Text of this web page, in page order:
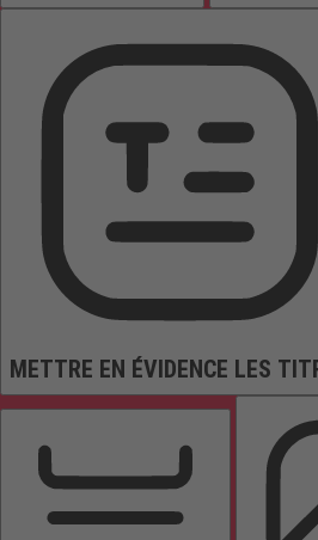
METTRE EN ÉVIDENCE LES